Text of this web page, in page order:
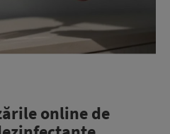
online de